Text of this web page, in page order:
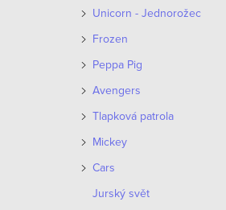
n
n
n
Unicorn - Jednorožec
Frozen
Peppa Pig
Avengers
Tlapková patrola
Mickey
Cars
Jurský svět